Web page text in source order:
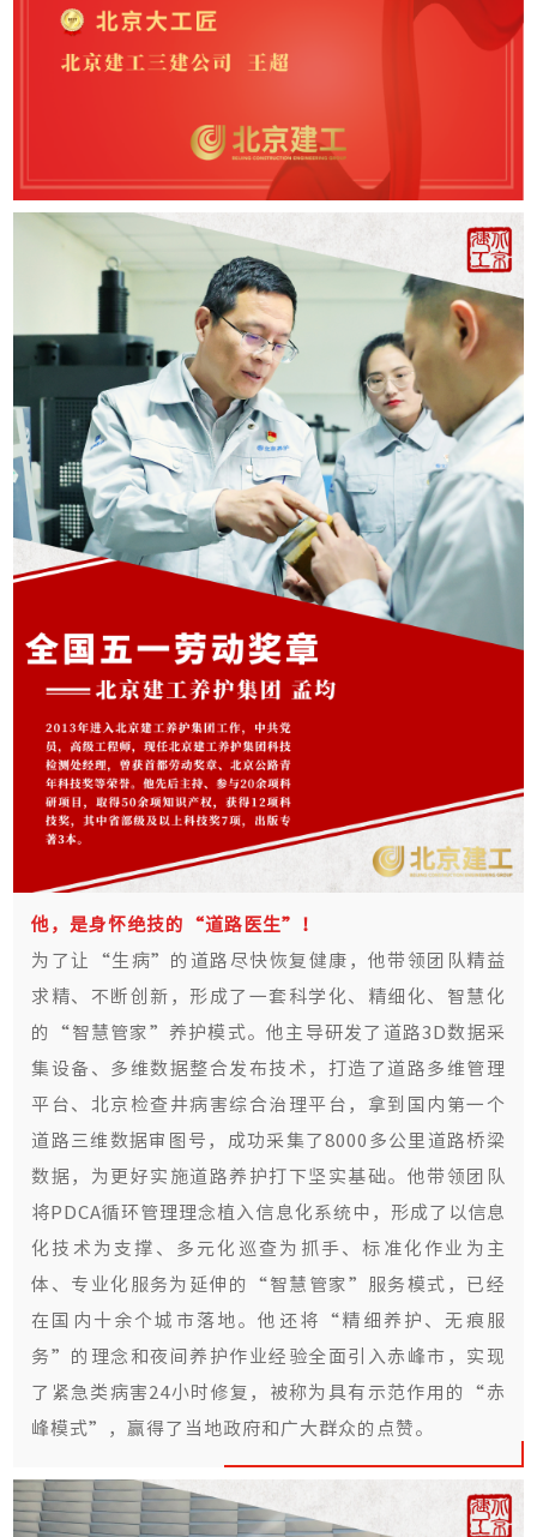
他，是身怀绝技的“道路医生”！
为了让“生病”的道路尽快恢复健康，他带领团队精益
求精、不断创新，形成了一套科学化、精细化、智慧化
的“智慧管家”养护模式。他主导研发了道路3D数据采
集设备、多维数据整合发布技术，打造了道路多维管理
平台、北京检查井病害综合治理平台，拿到国内第一个
道路三维数据审图号，成功采集了8000多公里道路桥梁
数据，为更好实施道路养护打下坚实基础。他带领团队
将PDCA循环管理理念植入信息化系统中，形成了以信息
化技术为支撑、多元化巡查为抓手、标准化作业为主
体、专业化服务为延伸的“智慧管家”服务模式，已经
在国内十余个城市落地。他还将“精细养护、无痕服
务”的理念和夜间养护作业经验全面引入赤峰市，实现
了紧急类病害24小时修复，被称为具有示范作用的“赤
峰模式”，赢得了当地政府和广大群众的点赞。